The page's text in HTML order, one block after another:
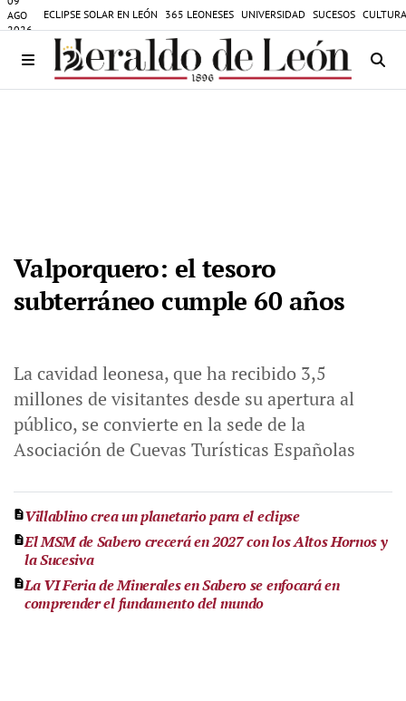
AGO
2026
ECLIPSE SOLAR EN LEÓN 365 LEONESES UNIVERSIDAD SUCESOS
Valporquero: el tesoro
subterráneo cumple 60 años
La cavidad leonesa, que ha recibido 3,5
millones de visitantes desde su apertura al
público, se convierte en la sede de la
Asociación de Cuevas Turísticas Españolas
Villablino crea un planetario para el eclipse
El MSM de Sabero crecerá en 2027 con los Altos Hornos y
la Sucesiva
La VI Feria de Minerales en Sabero se enfocará en
comprender el fundamento del mundo